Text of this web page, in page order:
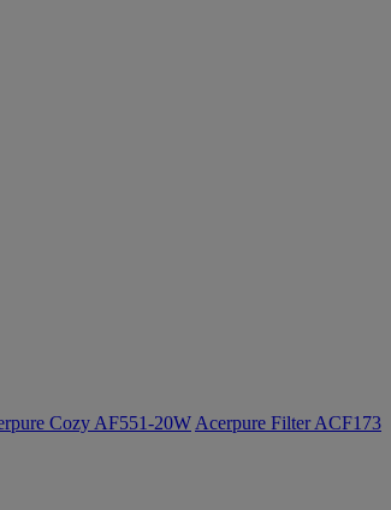
Cozy AF551-20W Acerpure Filter ACF173